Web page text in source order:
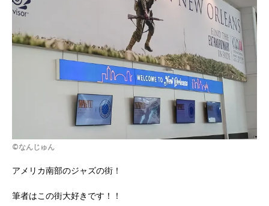
©なんじゅん
アメリカ南部のジャズの街！
筆者はこの街大好きです！！